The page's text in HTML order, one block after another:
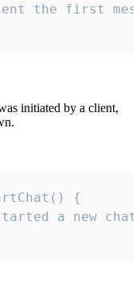
the first
initiated by a client,
{
a new